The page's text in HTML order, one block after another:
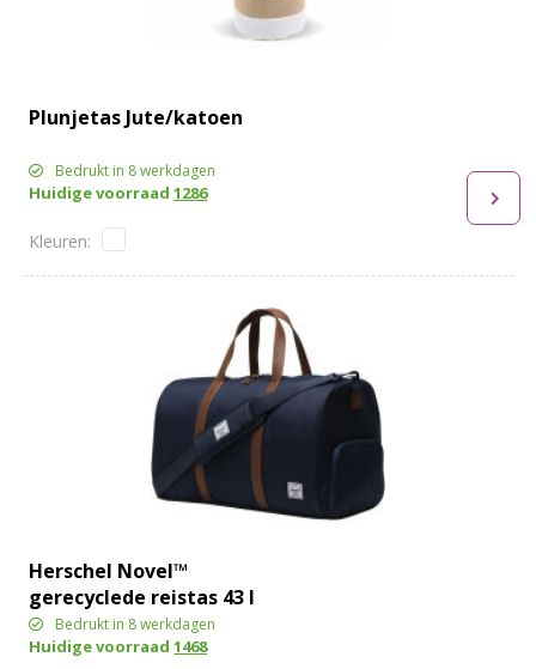
Plunjetas Jute/katoen
Bedrukt in 8 werkdagen
Huidige voorraad1286
Herschel Novel™
gerecyclede reistas 43 l
Bedrukt in 8 werkdagen
Huidige voorraad1468